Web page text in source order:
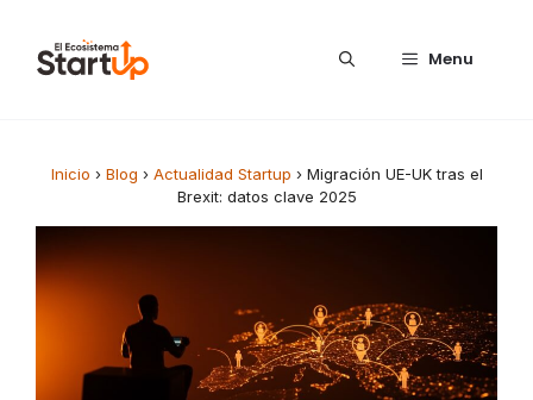
Menu
Inicio › Blog › Actualidad Startup › Migración UE-UK tras el
Brexit: datos clave 2025